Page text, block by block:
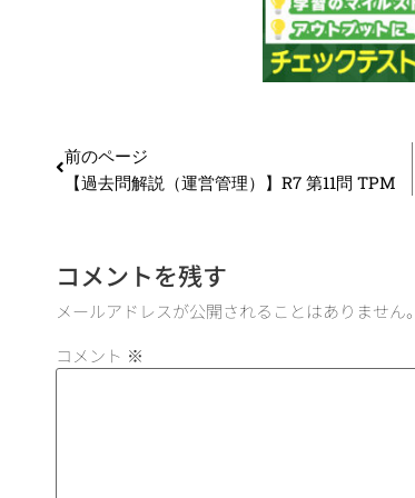
前のページ
【過去問解説（運営管理）】R7 第11問 TPM
コメントを残す
メールアドレスが公開されることはありません。
コメント ※